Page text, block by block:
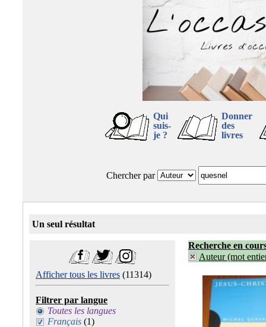
Qui
suis-
je ?
Donner
des
livres
Chercher par
Un seul résultat
Afficher tous les livres (11314)
Filtrer par langue
Toutes les langues
Français (1)
Recherche en
Auteur (mot